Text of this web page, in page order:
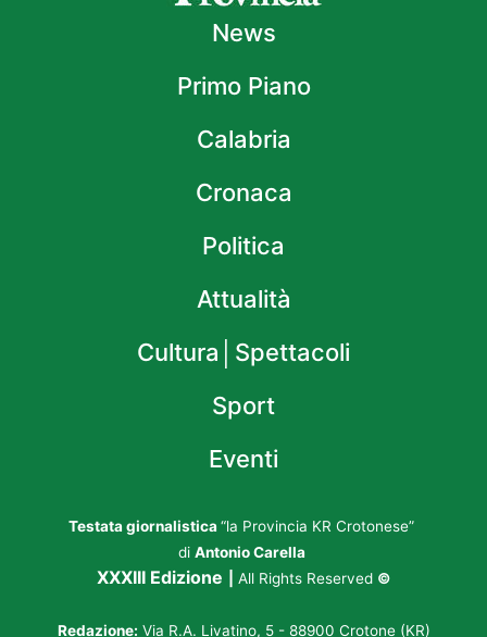
News
Primo Piano
Calabria
Cronaca
Politica
Attualità
Cultura│Spettacoli
Sport
Eventi
Testata giornalistica “la Provincia KR Crotonese”
di Antonio Carella
XXXIII Edizione All Rights Reserved ©
Redazione: Via R.A. Livatino, 5 - 88900 Crotone (KR)